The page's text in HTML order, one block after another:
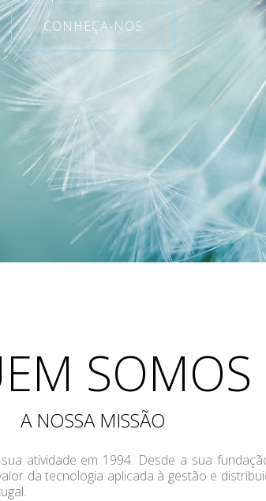
CONHEÇA-NOS
SOMOS
A NOSSA MISSÃO
atividade em 1994. Desde a sua
da tecnologia aplicada à gestão e